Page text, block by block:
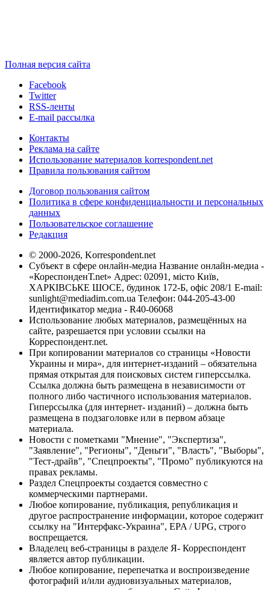
Полная версия сайта
Facebook
Twitter
RSS-ленты
E-mail рассылка
Контакты
Реклама на сайте
Использование материалов korrespondent.net
Правила пользования сайтом
Договор пользования сайтом
Политика в сфере конфиденциальности и персональных
данных
Пользовательское соглашение
Редакция
© 2000-2026, Korrespondent.net
Субъект в сфере онлайн-медиа Название онлайн-медиа -
«КореспонденТ.net» Адрес: 02091, місто Київ,
ХАРКІВСЬКЕ ШОСЕ, будинок 172-Б, офіс 208/1 E-mail:
sunlight@mediadim.com.ua Телефон: 044-205-43-00
Идентификатор медиа - R40-06068
Использование любых материалов, размещённых на
сайте, разрешается при условии ссылки на
Корреспондент.net.
При копировании материалов со страницы «Новости
Украины и мира», для интернет-изданий – обязательна
прямая открытая для поисковых систем гиперссылка.
Ссылка должна быть размещена в независимости от
полного либо частичного использования материалов.
Гиперссылка (для интернет- изданий) – должна быть
размещена в подзаголовке или в первом абзаце
материала.
Новости с пометками "Мнение", "Экспертиза",
"Заявление", "Регионы", "Деньги", "Власть", "Выборы",
"Тест-драйв", "Спецпроекты", "Промо" публикуются на
правах рекламы.
Раздел Спецпроекты создается совместно с
коммерческими партнерами.
Любое копирование, публикация, републикация и
другое распространение информации, которое содержит
ссылку на "Интерфакс-Украина", EPA / UPG, строго
воспрещается.
Владелец веб-страницы в разделе Я- Корреспондент
является автор публикации.
Любое копирование, перепечатка и воспроизведение
фотографий и/или аудиовизуальных материалов,